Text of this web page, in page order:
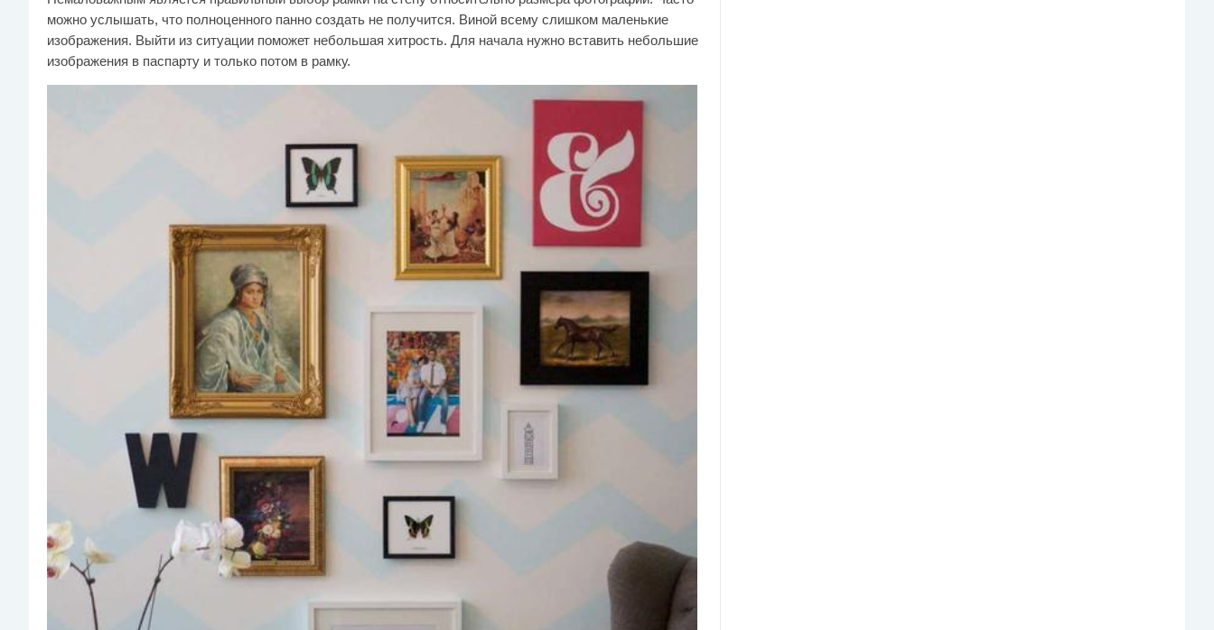
можно услышать, что полноценного панно создать не получится. Виной всему слишком маленькие
изображения. Выйти из ситуации поможет небольшая хитрость. Для начала нужно вставить небольшие
изображения в паспарту и только потом в рамку.